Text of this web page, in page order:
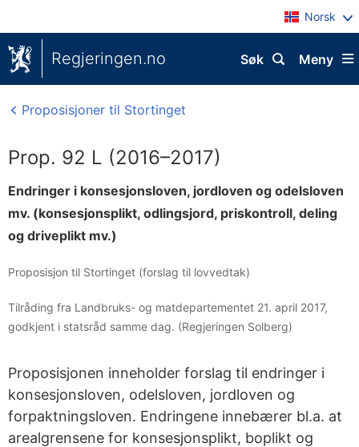
Norsk
Regjeringen.no Meny
Søk
Proposisjoner til Stortinget
Prop. 92 L (2016–2017)
Endringer i konsesjonsloven, jordloven og odelsloven
mv. (konsesjonsplikt, odlingsjord, priskontroll, deling
og driveplikt mv.)
Proposisjon til Stortinget (forslag til lovvedtak)
Tilråding fra Landbruks- og matdepartementet 21. april 2017,
godkjent i statsråd samme dag. (Regjeringen Solberg)
Proposisjonen inneholder forslag til endringer i
konsesjonsloven, odelsloven, jordloven og
forpaktningsloven. Endringene innebærer bl.a. at
arealgrensene for konsesjonsplikt, boplikt og